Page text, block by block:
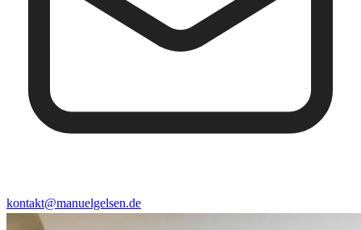
kontakt@manuelgelsen.de